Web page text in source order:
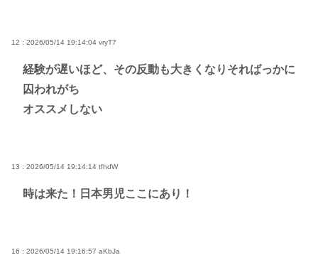
12 : 2026/05/14 19:14:04 vryT7
経験が遅いほど、その反動も大きくなりそればっかに
囚われがち
オススメしない
13 : 2026/05/14 19:14:14 tfhdW
時は来た！日本男児ここにあり！
16 : 2026/05/14 19:16:57 aKbJa